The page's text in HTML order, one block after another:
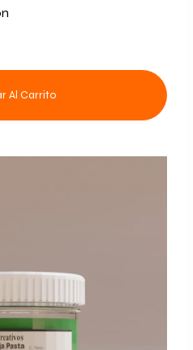
Al Carrito